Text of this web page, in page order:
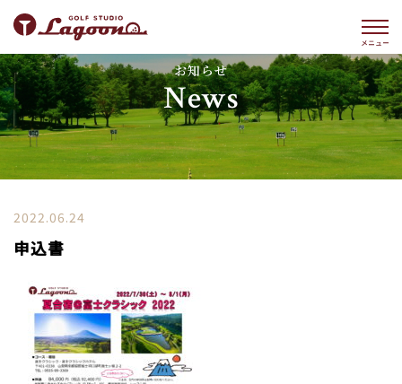
お知らせ
News
2022.06.24
申込書